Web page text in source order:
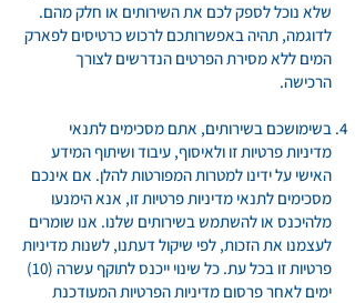
שלא נוכל לספק לכם את השירותים או חלק מהם.
לדוגמה, תהיה באפשרותכם לרכוש כרטיסים לפארק
המים ללא מסירת הפרטים הנדרשים לצורך
הרכישה.
בשימושכם בשירותים, אתם מסכימים לתנאי
מדיניות פרטיות זו ולאיסוף, עיבוד ושיתוף המידע
האישי על ידינו למטרות המפורטות להלן. אם אינכם
מסכימים לתנאי מדיניות פרטיות זו, אנא הימנעו
מלהיכנס או להשתמש בשירותים שלנו. אנו שומרים
לעצמנו את הזכות, לפי שיקול דעתנו, לשנות מדיניות
פרטיות זו בכל עת. כל שינוי ייכנס לתוקף עשרה (10)
ימים לאחר פרסום מדיניות הפרטיות המעודכנת